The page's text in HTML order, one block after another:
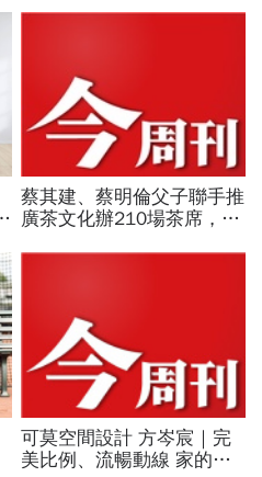
蔡其建、蔡明倫父子聯手推
廣茶文化辦210場茶席，寶
可莫空間設計 方岑宸｜完
美比例、流暢動線 家的樣